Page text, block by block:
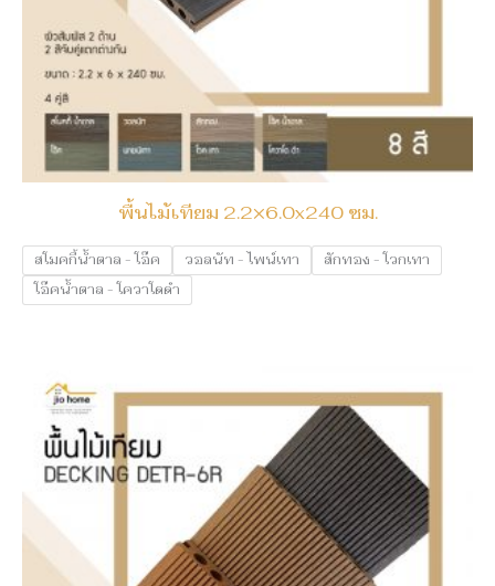
พื้นไม้เทียม 2.2×6.0x240 ซม.
สโมคกี้น้ำตาล - โอ๊ค วอลนัท - ไพน์เทา
สักทอง - โวกเทา
โอ๊คน้ำตาล - โควาโดดำ